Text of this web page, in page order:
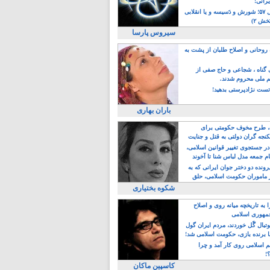
رویداد سال ۵۷؛ شورش و دَسیسه و یا انقلابی
۲)
سیروس پارسا
و اصلاح طلبان از پشت به
گناه ، شجاعی و حاج صفی از
ملی محروم شدند.
نژادپرستی بدهید!
باران بهاری
مخوف حکومتی برای
گران دولتی به قتل و جنایت
جستجوی تغییر قوانین اسلامی،
جمعه مدل لباس شنا تا آخوند
دو دختر جوان ایرانی که به
ماموران حکومت اسلامی، حلق
شکوه بختیاری
به تاریخچه میانه روی و اصلاح
اسلامی
گًل خوردند، مردم ایران گول
برنده بازی، حکومت اسلامی شد!
اسلامی روی کار آمد و چرا
کاسپین ماکان